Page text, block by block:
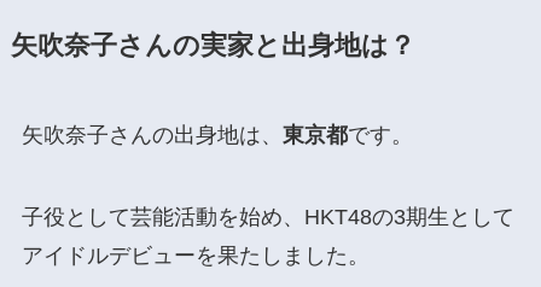
矢吹奈子さんの実家と出身地は？
矢吹奈子さんの出身地は、 東京都です。
子役として芸能活動を始め、HKT48の3期生として
アイドルデビューを果たしました。